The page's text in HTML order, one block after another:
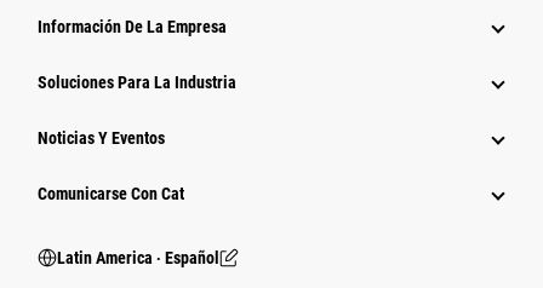
Información De La Empresa
Soluciones Para La Industria
Noticias Y Eventos
Comunicarse Con Cat
Latin America ‧ Español